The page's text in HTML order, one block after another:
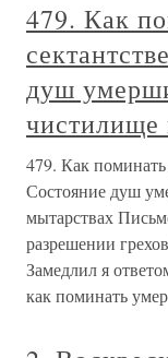
479. Как
душ
чистилище
479. Как
Состояние душ
мытарствах
разрешении
Замедлил я
как поминать